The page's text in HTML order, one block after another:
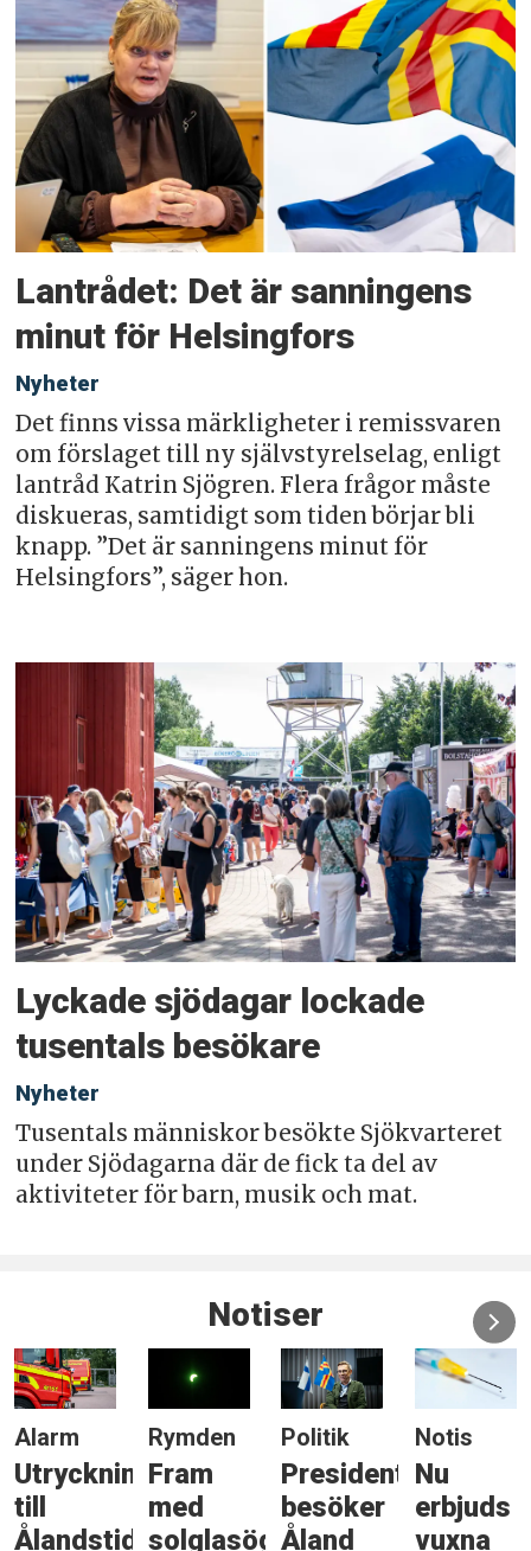
Lantrådet: Det är sanningens
minut för Helsingfors
Nyheter
Det finns vissa märkligheter i remissvaren
om förslaget till ny självstyrelselag, enligt
lantråd Katrin Sjögren. Flera frågor måste
diskueras, samtidigt som tiden börjar bli
knapp. ”Det är sanningens minut för
Helsingfors”, säger hon.
Lyckade sjödagar lockade
tusentals besökare
Nyheter
Tusentals människor besökte Sjökvarteret
under Sjödagarna där de fick ta del av
aktiviteter för barn, musik och mat.
Notiser
Alarm
Utryckning
till
Ålandstidningen
Rymden
Fram
med
solglasögonen
Politik
Presidenten
besöker
Åland
Notis
Nu
erbjuds
vuxna